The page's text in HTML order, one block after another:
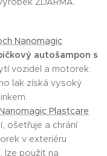
Nanomagic
autošampon s
vozidel a motorek.
lak získá vysoký
Plastcare
ošetřuje a chrání
v exteriéru
lze použít na